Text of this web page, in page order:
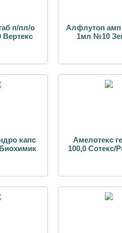
п/пл/о
Алфлутоп амп
1мл №10
капс
Амелотекс
100,0 Сотекс/